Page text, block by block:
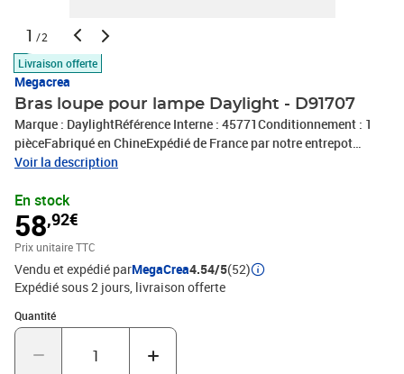
1 /2
Livraison offerte
Megacrea
Bras loupe pour lampe Daylight - D91707
Marque : DaylightRéférence Interne : 45771Conditionnement : 1
pièceFabriqué en ChineExpédié de France par notre entrepot
Lyonnais
Voir la description
En stock
58,92€
Prix unitaire TTC
Vendu et expédié parMegaCrea4.54/5(52)
Expédié sous 2 jours livraison offerte
Quantité
Quantité : 1